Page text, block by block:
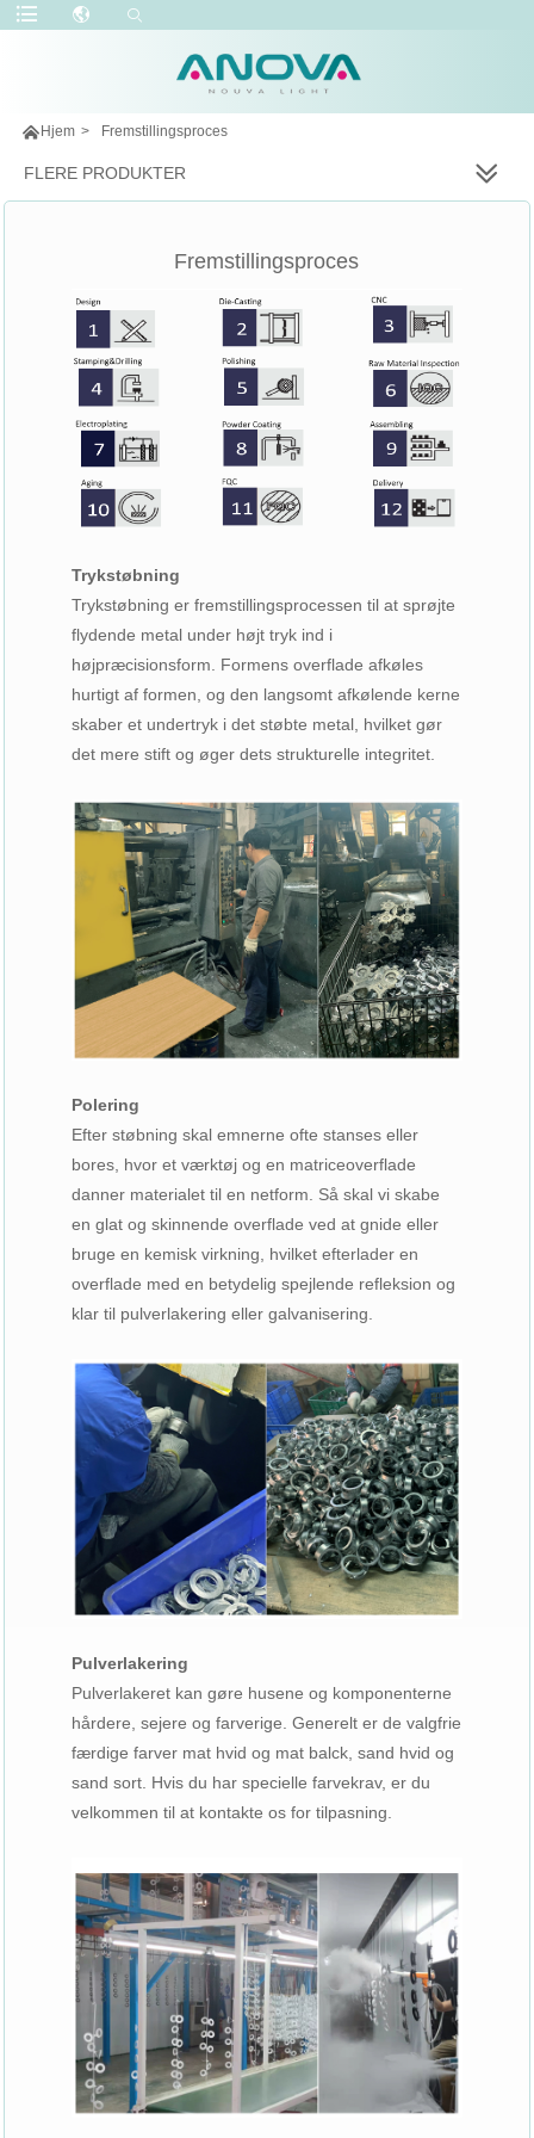
 Hjem > Fremstillingsproces
FLERE PRODUKTER
Fremstillingsproces
Trykstøbning
Trykstøbning er fremstillingsprocessen til at sprøjte
flydende metal under højt tryk ind i
højpræcisionsform. Formens overflade afkøles
hurtigt af formen, og den langsomt afkølende kerne
skaber et undertryk i det støbte metal, hvilket gør
det mere stift og øger dets strukturelle integritet.
Polering
Efter støbning skal emnerne ofte stanses eller
bores, hvor et værktøj og en matriceoverflade
danner materialet til en netform. Så skal vi skabe
en glat og skinnende overflade ved at gnide eller
bruge en kemisk virkning, hvilket efterlader en
overflade med en betydelig spejlende refleksion og
klar til pulverlakering eller galvanisering.
Pulverlakering
Pulverlakeret kan gøre husene og komponenterne
hårdere, sejere og farverige. Generelt er de valgfrie
færdige farver mat hvid og mat balck, sand hvid og
sand sort. Hvis du har specielle farvekrav, er du
velkommen til at kontakte os for tilpasning.